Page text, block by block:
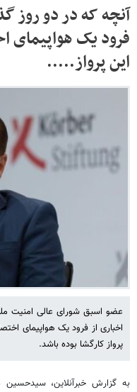
آنچه که در دو روز
فرود یک هواپیمای
این پرواز.....
عضو اسبق شورای عالی امنیت
اخباری از فرود یک هواپیمای
پرواز کارگشا بوده باشد.
به گزارش خبرآنلاین،